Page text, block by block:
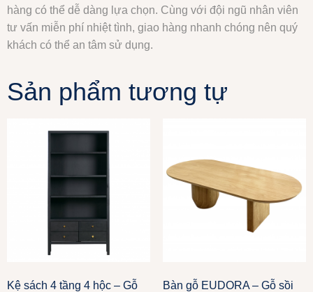
hàng có thể dễ dàng lựa chọn. Cùng với đội ngũ nhân viên
tư vấn miễn phí nhiệt tình, giao hàng nhanh chóng nên quý
khách có thể an tâm sử dụng.
Sản phẩm tương tự
Kệ sách 4 tầng 4 hộc – Gỗ
Bàn gỗ EUDORA – Gỗ sồi